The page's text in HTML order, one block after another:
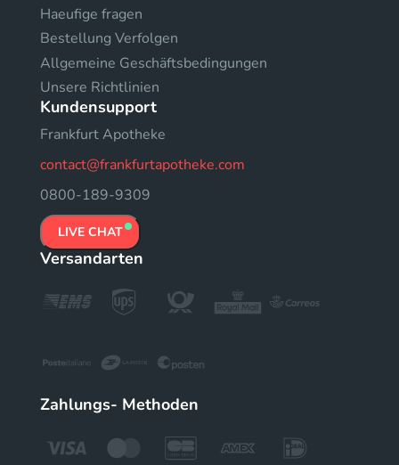
Haeufige fragen
Bestellung Verfolgen
Allgemeine Geschäftsbedingungen
Unsere Richtlinien
Kundensupport
Frankfurt Apotheke
contact@frankfurtapotheke.com
0800-189-9309
LIVE CHAT
Versandarten
Zahlungs- Methoden